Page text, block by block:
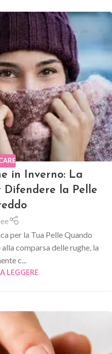
in Inverno: La
la Pelle
per la Tua Pelle Quando
comparsa delle rughe, la
c...
LEGGERE